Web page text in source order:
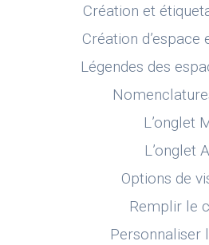
Création et
Création d’espace
Légendes des
L’onglet
L’onglet
Options de
Remplir le
Personnaliser